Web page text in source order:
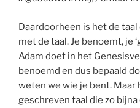
Daardoorheen is het de
met de taal. Je benoemt, je
Adam doet in het
benoemd en dus bepaald
weten we wie je bent. Maar
geschreven taal die zo